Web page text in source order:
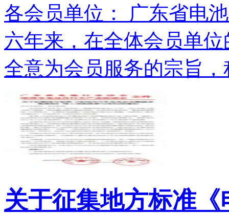
各会员单位： 广东省电
六年来，在全体会员单
全意为会员服务的宗旨，
关于征集地方标准